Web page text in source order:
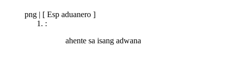
png | [ Esp aduanero ]
:
ahente sa isang adwana